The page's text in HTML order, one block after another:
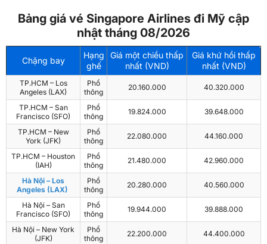
Bảng giá vé Singapore Airlines đi Mỹ cập
nhật tháng 08/2026
Chặng bay
Hạng
ghế
Giá một chiều thấp
nhất (VND)
Giá khứ hồi thấp
nhất (VND)
TP.HCM – Los
Angeles (LAX)
Phổ
thông
20.160.000 40.320.000
TP.HCM – San
Francisco (SFO)
Phổ
thông
19.824.000 39.648.000
TP.HCM – New
York (JFK)
Phổ
thông
22.080.000 44.160.000
TP.HCM – Houston
(IAH)
Phổ
thông
21.480.000 42.960.000
Hà Nội – Los
Angeles (LAX)
Phổ
thông
20.280.000 40.560.000
Hà Nội – San
Francisco (SFO)
Phổ
thông
19.944.000 39.888.000
Hà Nội – New York
(JFK)
Phổ
thông
22.200.000 44.400.000